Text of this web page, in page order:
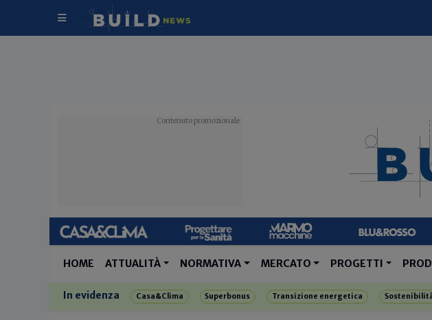
HOME ATTUALITÀ NORMATIVA MERCATO PROGETTI
In evidenza Casa&Clima Superbonus Transizione energetica